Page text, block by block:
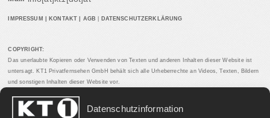
Datenschutzinformation
IMPRESSUM KONTAKT AGB DATENSCHUTZERKLÄRUNG
COPYRIGHT:
Das unerlaubte Kopieren oder Verwenden von Texten und anderen Inhalten dieser Website ist
untersagt. KT1 Privatfernsehen GmbH behält sich alle Urheberrechte an Videos, Texten, Bildern
und sonstigen Inhalten dieser Website vor.
PARTNERLINKS: